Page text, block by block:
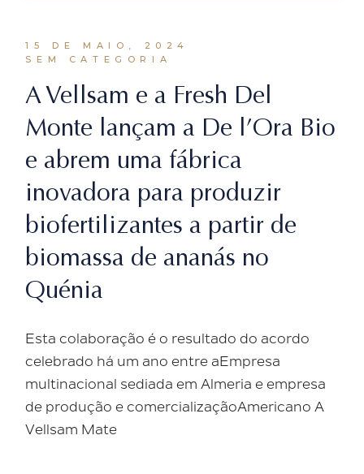
15 DE MAIO, 2024
SEM CATEGORIA
A Vellsam e a Fresh Del
Monte lançam a De l’Ora Bio
e abrem uma fábrica
inovadora para produzir
biofertilizantes a partir de
biomassa de ananás no
Quénia
Esta colaboração é o resultado do acordo
celebrado há um ano entre aEmpresa
multinacional sediada em Almeria e empresa
de produção e comercializaçãoAmericano A
Vellsam Mate